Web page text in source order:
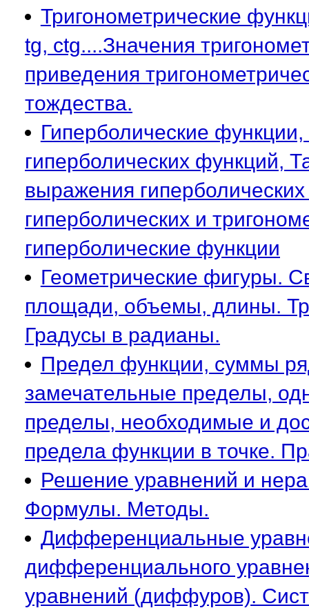
Тригонометрические
tg, ctg....Значения
приведения
тождества.
Гиперболические
гиперболических функций,
выражения
гиперболических и
гиперболические функции
Геометрические фигуры.
площади, объемы, длины.
Градусы в радианы.
Предел функции, суммы
замечательные пределы,
пределы, необходимые и
предела функции в точке.
Решение уравнений и
Формулы. Методы.
Дифференциальные
дифференциального
уравнений (диффуров).